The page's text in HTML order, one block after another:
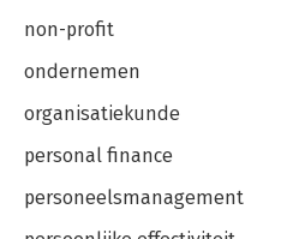
non-profit
ondernemen
organisatiekunde
personal finance
personeelsmanagement